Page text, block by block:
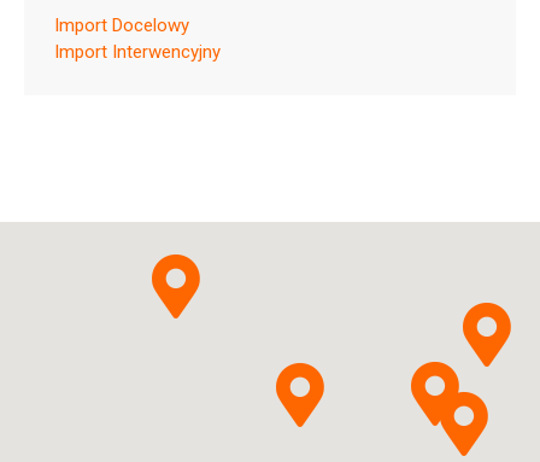
A05BA
Adamed Pharma S.A.
Import Docelowy
Import Interwencyjny